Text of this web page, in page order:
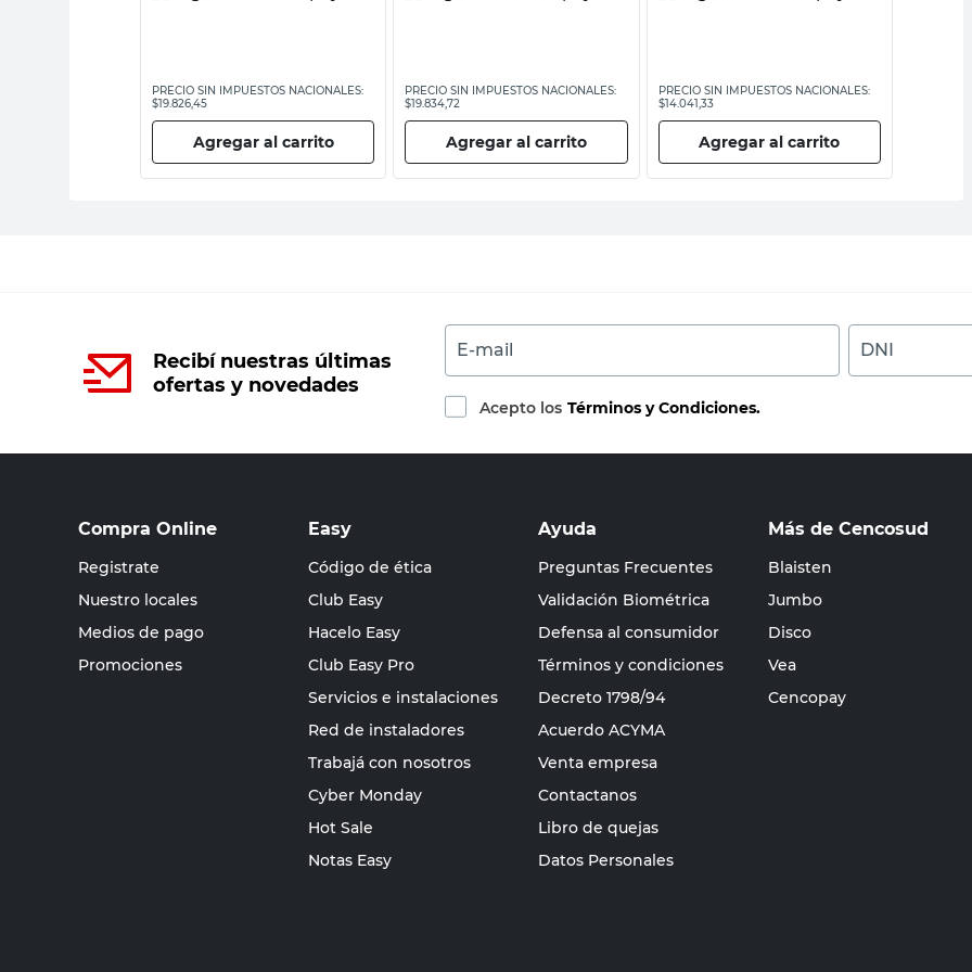
PRECIO SIN IMPUESTOS NACIONALES:
$19.826,45
Agregar al carrito
PRECIO SIN IMPUESTOS NACIONALES:
$19.834,72
Agregar al carrito
PRECIO SIN IMPUESTOS NACIONALES:
$14.041,33
Agregar al carrito
Recibí nuestras últimas
ofertas y novedades
E-mail DNI
Acepto los Términos y Condiciones.
Compra Online
Registrate
Nuestro locales
Medios de pago
Promociones
Easy
Código de ética
Club Easy
Hacelo Easy
Club Easy Pro
Servicios e instalaciones
Red de instaladores
Trabajá con nosotros
Cyber Monday
Hot Sale
Notas Easy
Ayuda
Preguntas Frecuentes
Validación Biométrica
Defensa al consumidor
Términos y condiciones
Decreto 1798/94
Acuerdo ACYMA
Venta empresa
Contactanos
Libro de quejas
Datos Personales
Más de Cencosud
Blaisten
Jumbo
Disco
Vea
Cencopay